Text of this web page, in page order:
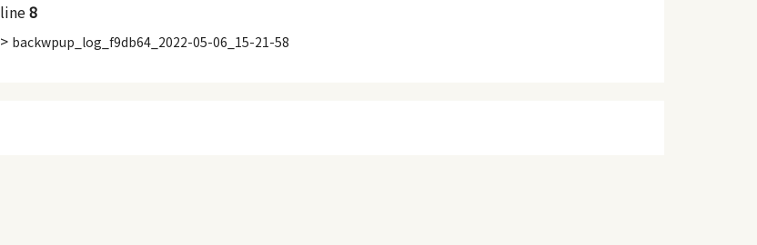
line8
> backwpup_log_f9db64_2022-05-06_15-21-58